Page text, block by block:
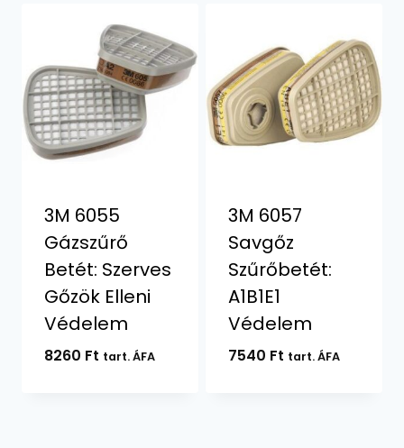
3M 6055
Gázszűrő
Betét: Szerves
Gőzök Elleni
Védelem
8260 Ft tart. ÁFA
3M 6057
Savgőz
Szűrőbetét:
A1B1E1
Védelem
7540 Ft tart. ÁFA